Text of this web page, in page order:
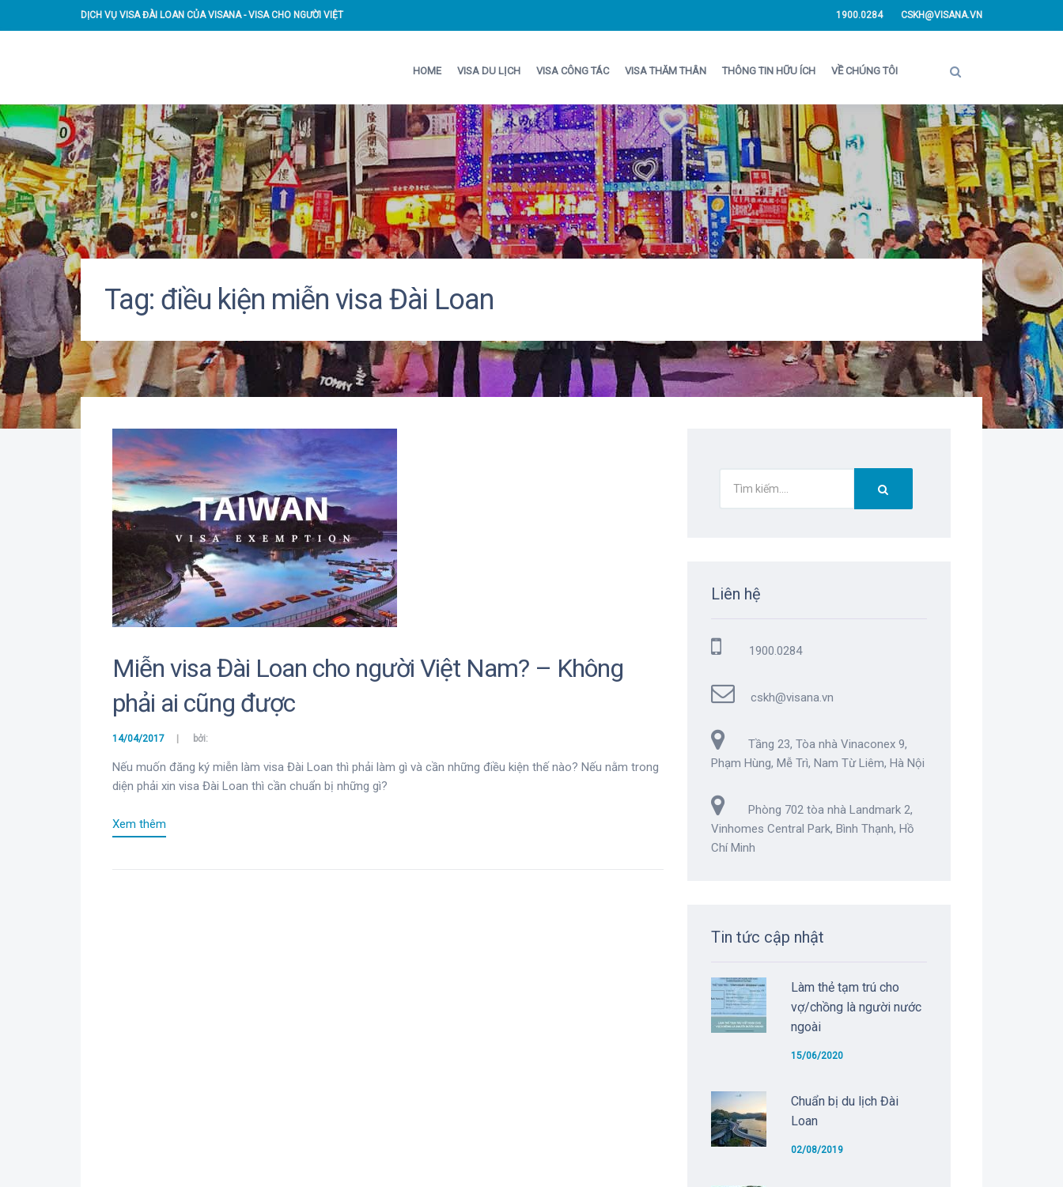
DỊCH VỤ VISA ĐÀI LOAN CỦA VISANA - VISA CHO NGƯỜI VIỆT 1900.0284 CSKH@VISANA.VN
HOME VISA DU LỊCH VISA CÔNG TÁC VISA THĂM THÂN THÔNG TIN HỮU ÍCH VỀ CHÚNG TÔI
Tag: điều kiện miễn visa Đài Loan
Miễn visa Đài Loan cho người Việt Nam? – Không
phải ai cũng được
14/04/2017 bởi:
Nếu muốn đăng ký miễn làm visa Đài Loan thì phải làm gì và cần những điều kiện thế nào? Nếu nằm trong
diện phải xin visa Đài Loan thì cần chuẩn bị những gì?
Xem thêm
Liên hệ
1900.0284
cskh@visana.vn
Tầng 23, Tòa nhà Vinaconex 9,
Phạm Hùng, Mễ Trì, Nam Từ Liêm, Hà Nội
Phòng 702 tòa nhà Landmark 2,
Vinhomes Central Park, Bình Thạnh, Hồ
Chí Minh
Tin tức cập nhật
Làm thẻ tạm trú cho
vợ/chồng là người nước
ngoài
15/06/2020
Chuẩn bị du lịch Đài
Loan
02/08/2019